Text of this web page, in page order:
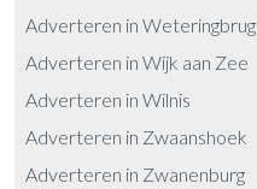
Adverteren in Weteringbrug
Adverteren in Wijk aan Zee
Adverteren in Wilnis
Adverteren in Zwaanshoek
Adverteren in Zwanenburg